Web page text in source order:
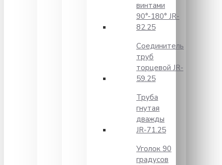
винтами
90°-180° JR-
82.25
Соединитель
труб
торцевой JR-
59.25
Труба
гнутая
дважды
JR-71.25
Уголок 90
градусов